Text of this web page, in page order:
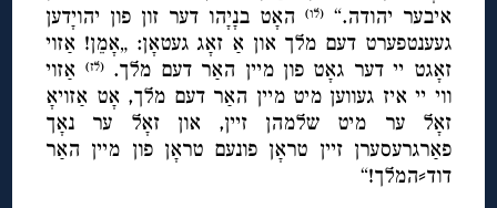
איבער יהודה.“(לו) האָט בנָיָהו דער זון פון יהויָדען
געענטפערט דעם מלך און אַ זאָג געטאָן: „אָמֵן! אַזוי
זאָגט יי דער גאָט פון מיין האַר דעם מלך.(לז) אַזוי
ווי יי איז געווען מיט מיין האַר דעם מלך, אָט אַזויאָ
זאָל ער מיט שלמהן זיין, און זאָל ער נאָך
פאַרגרעסערן זיין טראָן פונעם טראָן פון מיין האַר
דוד⸗המלך!“